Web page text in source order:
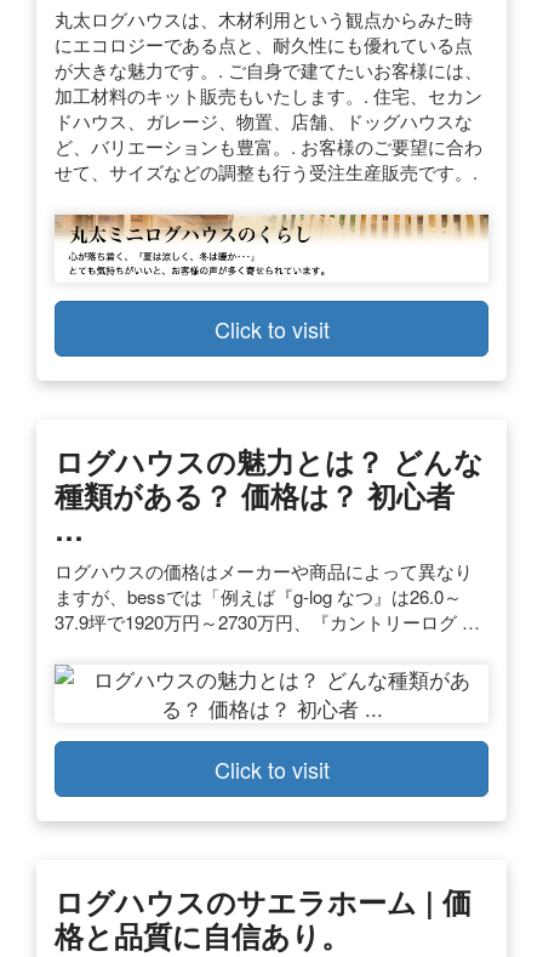
丸太ログハウスは、木材利用という観点からみた時
にエコロジーである点と、耐久性にも優れている点
が大きな魅力です。. ご自身で建てたいお客様には、
加工材料のキット販売もいたします。. 住宅、セカン
ドハウス、ガレージ、物置、店舗、ドッグハウスな
ど、バリエーションも豊富。. お客様のご要望に合わ
せて、サイズなどの調整も行う受注生産販売です。.
Click to visit
ログハウスの魅力とは？ どんな
種類がある？ 価格は？ 初心者
…
ログハウスの価格はメーカーや商品によって異なり
ますが、bessでは「例えば『g-log なつ』は26.0～
37.9坪で1920万円～2730万円、『カントリーログ …
Click to visit
ログハウスのサエラホーム | 価
格と品質に自信あり。